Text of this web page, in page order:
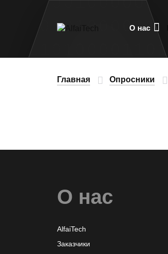
О нас
Главная Опросники
О нас
AlfaiTech
Заказчики